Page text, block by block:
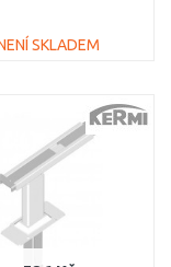
SKLADEM
Porovnat